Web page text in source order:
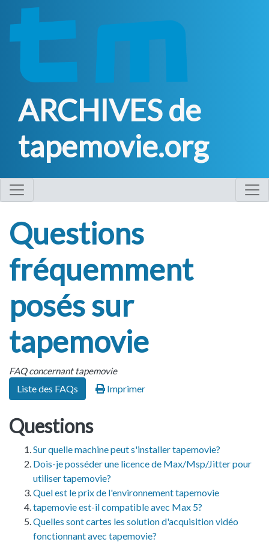
ARCHIVES de
tapemovie.org
Questions
fréquemment
posés sur
tapemovie
FAQ concernant tapemovie
Liste des FAQs Imprimer
Questions
Sur quelle machine peut s'installer tapemovie?
Dois-je posséder une licence de Max/Msp/Jitter pour
utiliser tapemovie?
Quel est le prix de l'environnement tapemovie
tapemovie est-il compatible avec Max 5?
Quelles sont cartes les solution d'acquisition vidéo
fonctionnant avec tapemovie?